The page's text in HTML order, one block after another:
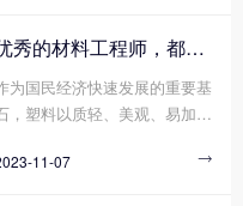
要。因此，我们充分了解清楚
系统运营成本的计算方法，
便帮助企业降低运营成本并提
生产率。那么您知道ERP系统
?
优秀的材料工程师，都在跟这个新朋友打交道!
为国民经济快速发展的重要基
，塑料以质轻、美观、易加
起汽车、家电、电子电气等多
11-07 